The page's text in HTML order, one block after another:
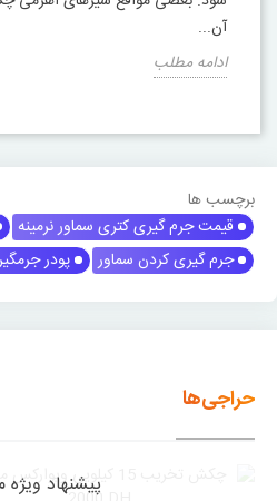
آن...
ادامه مطلب
برچسب ها
قیمت جرم گیری کتری سماور نرمینه
جرم گیری کردن سماور
پودر
حراجی‌ها
پیشنهاد